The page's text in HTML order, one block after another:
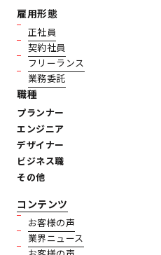
雇用形態
正社員
契約社員
フリーランス
業務委託
職種
プランナー
エンジニア
デザイナー
ビジネス職
その他
コンテンツ
お客様の声
業界ニュース